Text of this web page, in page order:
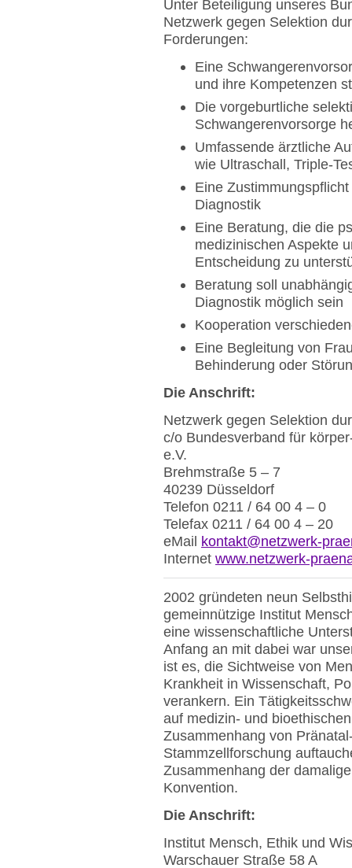
Unter Beteiligung unseres
Netzwerk gegen Selektion
Forderungen:
Eine
und ihre Kompetenzen
Die vorgeburtliche
Schwangerenvorsorge
Umfassende ärztliche
wie Ultraschall, Triple-
Eine
Diagnostik
Eine Beratung, die die
medizinischen Aspekte
Entscheidung zu
Beratung soll
Diagnostik möglich sein
Kooperation
Eine Begleitung von
Behinderung oder
Die Anschrift:
Netzwerk gegen Selektion
c/o Bundesverband für
e.V.
Brehmstraße 5 – 7
40239 Düsseldorf
Telefon 0211 / 64 00 4 – 0
Telefax 0211 / 64 00 4 – 20
eMail kontakt@netzwerk-
Internet www.netzwerk-
2002 gründeten neun
gemeinnützige Institut
eine wissenschaftliche
Anfang an mit dabei war
ist es, die Sichtweise von
Krankheit in Wissenschaft,
verankern. Ein
auf medizin- und
Zusammenhang von
Stammzellforschung
Zusammenhang der
Konvention.
Die Anschrift:
Institut Mensch, Ethik und
Warschauer Straße 58 A